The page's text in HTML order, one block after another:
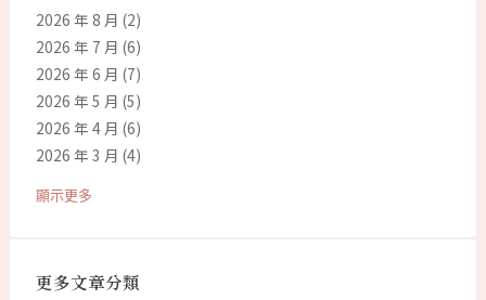
2026 年 8 月 (2)
2026 年 7 月 (6)
2026 年 6 月 (7)
2026 年 5 月 (5)
2026 年 4 月 (6)
2026 年 3 月 (4)
顯示更多
更多文章分類